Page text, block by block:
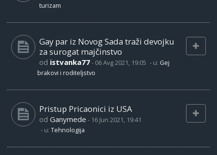
turizam
Gay par iz Novog Sada traži devojku
za surogat majčinstvo
od istvanka77- 06 Avg 2021, 19:05 - u: Gej
brakovi i roditeljstvo
Pristup Pricaonici iz USA
od Ganymede - 16 Jun 2021, 19:41
- u: Tehnologija